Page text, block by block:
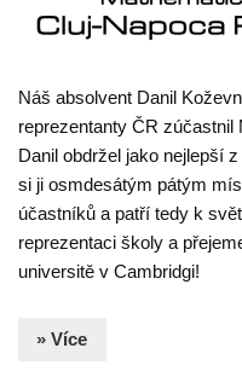
Náš absolvent Danil
reprezentanty ČR
Danil obdržel jako nejlepší
si ji osmdesátým pátým
účastníků a patří tedy k
reprezentaci školy a
universitě v Cambridgi!
» Více